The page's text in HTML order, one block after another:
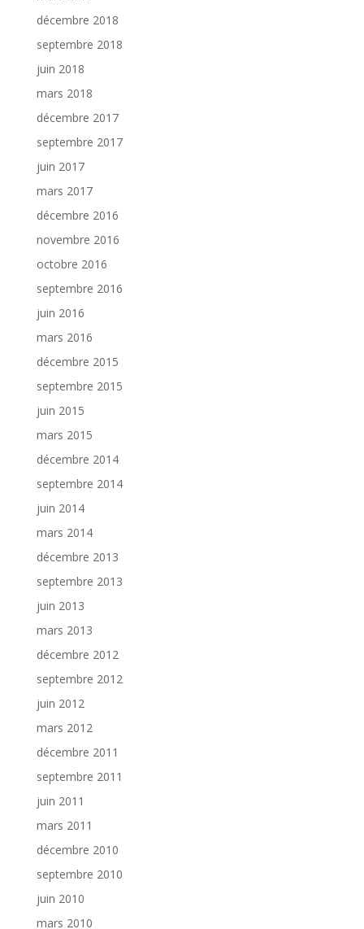
décembre 2018
septembre 2018
juin 2018
mars 2018
décembre 2017
septembre 2017
juin 2017
mars 2017
décembre 2016
novembre 2016
octobre 2016
septembre 2016
juin 2016
mars 2016
décembre 2015
septembre 2015
juin 2015
mars 2015
décembre 2014
septembre 2014
juin 2014
mars 2014
décembre 2013
septembre 2013
juin 2013
mars 2013
décembre 2012
septembre 2012
juin 2012
mars 2012
décembre 2011
septembre 2011
juin 2011
mars 2011
décembre 2010
septembre 2010
juin 2010
mars 2010